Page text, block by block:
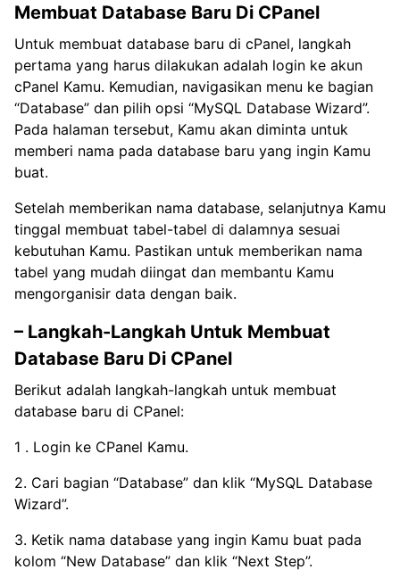
Membuat Database Baru Di CPanel
Untuk membuat database baru di cPanel, langkah
pertama yang harus dilakukan adalah login ke akun
cPanel Kamu. Kemudian, navigasikan menu ke bagian
“Database” dan pilih opsi “MySQL Database Wizard”.
Pada halaman tersebut, Kamu akan diminta untuk
memberi nama pada database baru yang ingin Kamu
buat.
Setelah memberikan nama database, selanjutnya Kamu
tinggal membuat tabel-tabel di dalamnya sesuai
kebutuhan Kamu. Pastikan untuk memberikan nama
tabel yang mudah diingat dan membantu Kamu
mengorganisir data dengan baik.
– Langkah-Langkah Untuk Membuat
Database Baru Di CPanel
Berikut adalah langkah-langkah untuk membuat
database baru di CPanel:
1 . Login ke CPanel Kamu.
2. Cari bagian “Database” dan klik “MySQL Database
Wizard”.
3. Ketik nama database yang ingin Kamu buat pada
kolom “New Database” dan klik “Next Step”.